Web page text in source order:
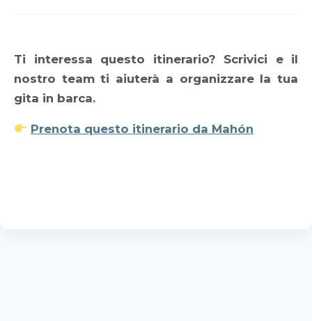
Ti interessa questo itinerario? Scrivici e il
nostro team ti aiuterà a organizzare la tua
gita in barca.
Prenota questo itinerario da Mahón